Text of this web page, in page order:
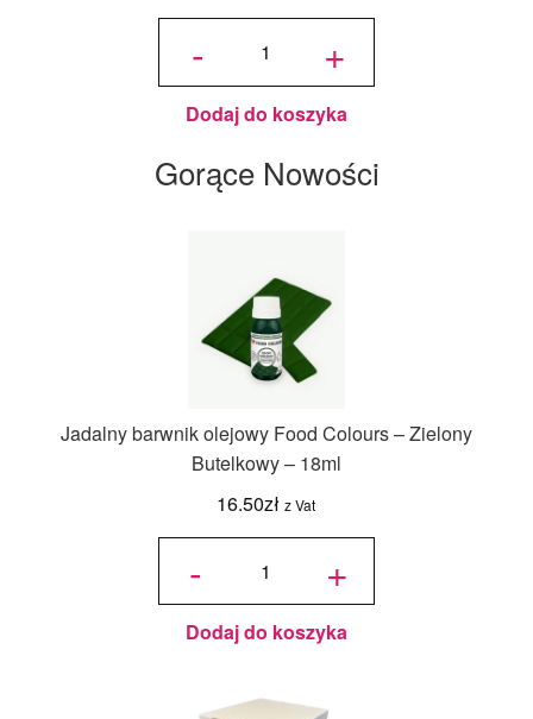
-
ilość
Colours do
czekolady
na bazie
masła
kakaowego
Ciemny
100g
+
Dodaj do koszyka
Gorące Nowości
Jadalny barwnik olejowy Food Colours – Zielony
Butelkowy – 18ml
16.50zł z Vat
-
ilość
olejowy
Food
Zielony
Butelkowy
+
Dodaj do koszyka